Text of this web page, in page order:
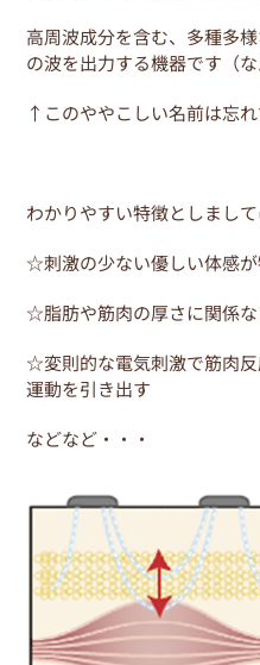
高周波成分を含む、多種多
の波を出力する機器です（な
↑このややこしい名前は忘れ
わかりやすい特徴としまし
☆刺激の少ない優しい体感
☆脂肪や筋肉の厚さに関係
☆変則的な電気刺激で筋肉
運動を引き出す
などなど・・・